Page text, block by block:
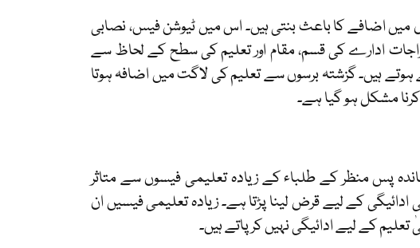
اضافے کا باعث بنتی ہیں۔ اس میں ٹیوشن فیس، نصابی
ادارے کی قسم، مقام اور تعلیم کی سطح کے لحاظ سے
ہیں۔ گزشتہ برسوں سے تعلیم کی لاگت میں اضافہ ہوتا
مشکل ہو گیا ہے۔
پس منظر کے طلباء کے زیادہ تعلیمی فیسوں سے متاثر
کے لیے قرض لینا پڑتا ہے۔ زیادہ تعلیمی فیسیں ان
کے لیے ادائیگی نہیں کرپاتے ہیں۔